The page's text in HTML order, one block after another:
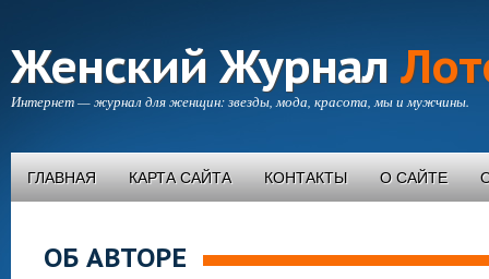
Женский Журнал
Интернет — журнал для женщин: звезды, мода, красота, мы и мужчины.
ГЛАВНАЯ КАРТА САЙТА КОНТАКТЫ О САЙТЕ
ОБ АВТОРЕ